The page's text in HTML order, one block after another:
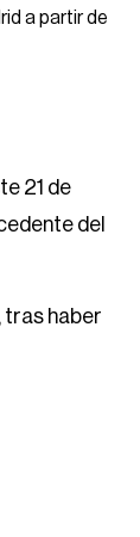
a partir de
21 de
del
tras haber